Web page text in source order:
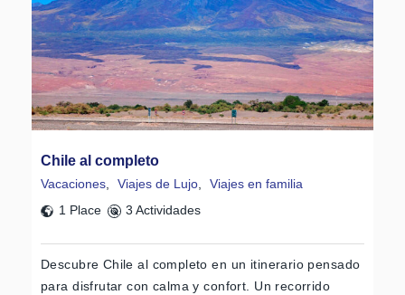
Chile al completo
Vacaciones, Viajes de Lujo,
Viajes en familia
1 Place
3 Actividades
Descubre Chile al completo en un itinerario pensado
para disfrutar con calma y confort. Un recorrido